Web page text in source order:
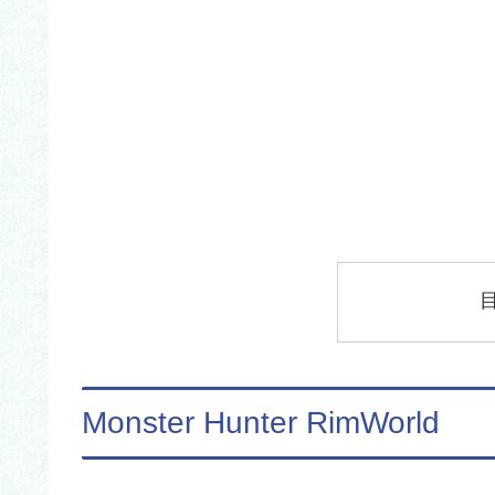
Monster Hunter RimWorld